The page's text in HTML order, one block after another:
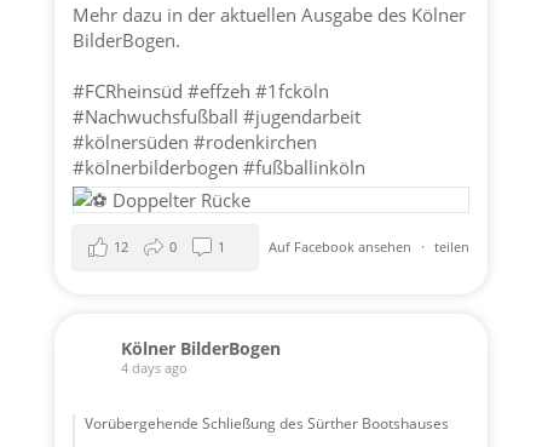
Mehr dazu in der aktuellen Ausgabe des Kölner
BilderBogen.
#FCRheinsüd #effzeh #1fcköln
#Nachwuchsfußball #jugendarbeit
#kölnersüden #rodenkirchen
#kölnerbilderbogen #fußballinköln
Auf Facebook ansehen · teilen
12 0 1
Kölner BilderBogen
4 days ago
Vorübergehende Schließung des Sürther Bootshauses